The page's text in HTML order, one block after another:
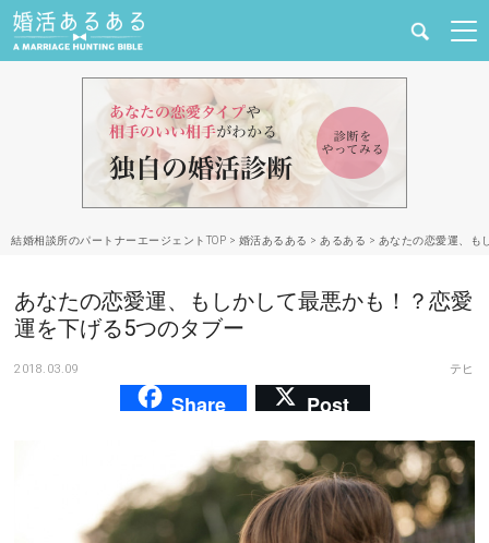
合コン・街コン
マッチングアプリ
結婚相談所のパートナーエージェントTOP > 婚活あるある > あるある > あなたの恋愛運、も
あなたの恋愛運、もしかして最悪かも！？恋愛
運を下げる5つのタブー
2018.03.09 テヒ
Share Post